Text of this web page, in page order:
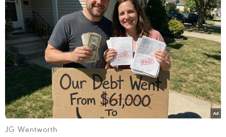
JG Wentworth